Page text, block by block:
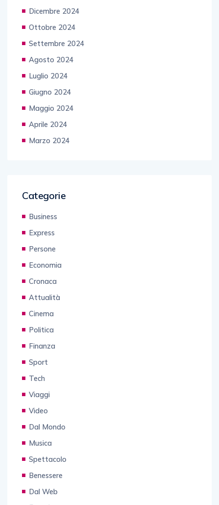
Dicembre 2024
Ottobre 2024
Settembre 2024
Agosto 2024
Luglio 2024
Giugno 2024
Maggio 2024
Aprile 2024
Marzo 2024
Categorie
Business
Express
Persone
Economia
Cronaca
Attualità
Cinema
Politica
Finanza
Sport
Tech
Viaggi
Video
Dal Mondo
Musica
Spettacolo
Benessere
Dal Web